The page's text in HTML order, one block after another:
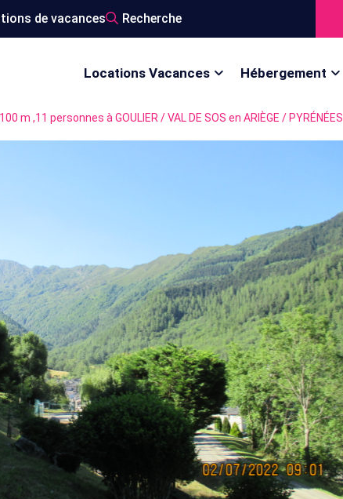
de vacances Recherche
Locations Vacances Hébergement
m ,11 personnes à GOULIER / VAL DE SOS en ARIÈGE / PYRÉNÉES